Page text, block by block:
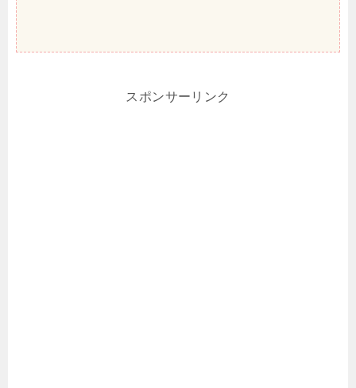
スポンサーリンク